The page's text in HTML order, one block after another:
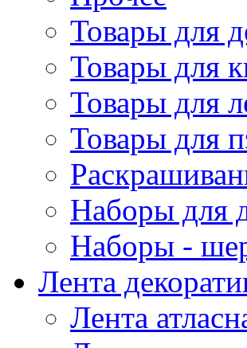
Товары для
Товары для
Товары для
Товары для
Наборы для
Наборы -
Лента
Лента